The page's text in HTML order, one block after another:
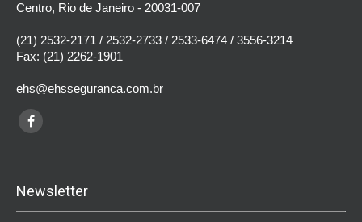
Centro, Rio de Janeiro - 20031-007
(21) 2532-2171 / 2532-2733 / 2533-6474 / 3556-3214
Fax: (21) 2262-1901
ehs@ehsseguranca.com.br
Newsletter